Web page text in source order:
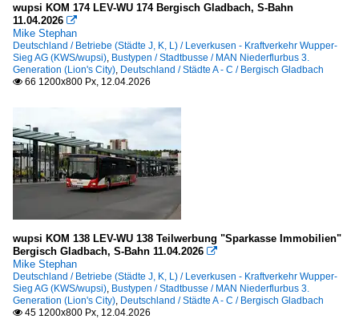
wupsi KOM 174 LEV-WU 174 Bergisch Gladbach, S-Bahn
11.04.2026 
Mike Stephan
Deutschland / Betriebe (Städte J, K, L) / Leverkusen - Kraftverkehr Wupper-
Sieg AG (KWS/wupsi), Bustypen / Stadtbusse / MAN Niederflurbus 3.
Generation (Lion's City), Deutschland / Städte A - C / Bergisch Gladbach
 66 1200x800 Px, 12.04.2026
wupsi KOM 138 LEV-WU 138 Teilwerbung "Sparkasse Immobilien"
Bergisch Gladbach, S-Bahn 11.04.2026 
Mike Stephan
Deutschland / Betriebe (Städte J, K, L) / Leverkusen - Kraftverkehr Wupper-
Sieg AG (KWS/wupsi), Bustypen / Stadtbusse / MAN Niederflurbus 3.
Generation (Lion's City), Deutschland / Städte A - C / Bergisch Gladbach
 45 1200x800 Px, 12.04.2026